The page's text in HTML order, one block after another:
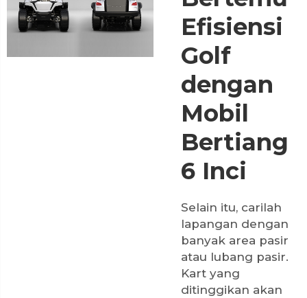
Efisiensi
Golf
dengan
Mobil
Bertiang
6 Inci
Selain itu, carilah
lapangan dengan
banyak area pasir
atau lubang pasir.
Kart yang
ditinggikan akan